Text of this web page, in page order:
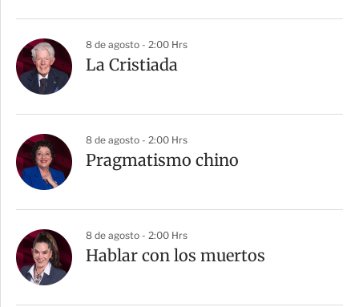
8 de agosto - 2:00 Hrs
La Cristiada
8 de agosto - 2:00 Hrs
Pragmatismo chino
8 de agosto - 2:00 Hrs
Hablar con los muertos